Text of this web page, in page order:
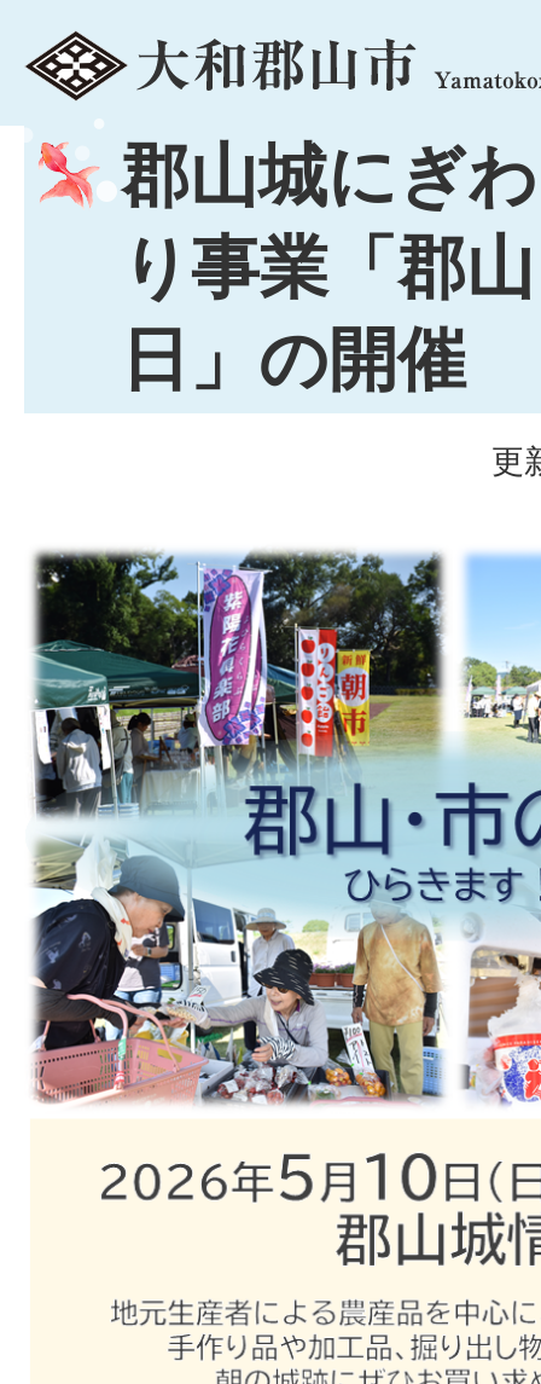
menu
郡山城にぎ
り事業「郡
日」の開催
更